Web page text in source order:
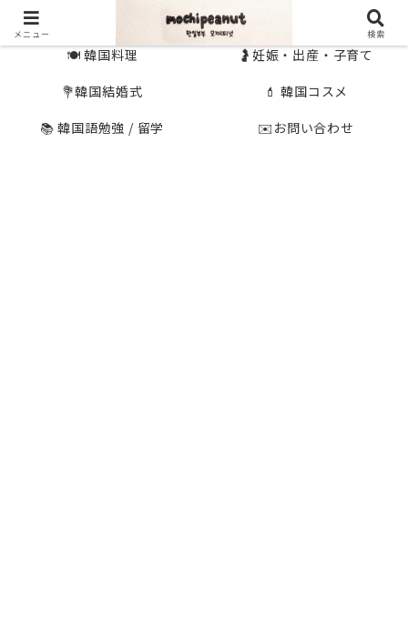
🍽 韓国料理
🤰妊娠・出産・子育て
💐韓国結婚式
💄 韓国コスメ
📚 韓国語勉強 / 留学
✉️お問い合わせ
メニュー 検索